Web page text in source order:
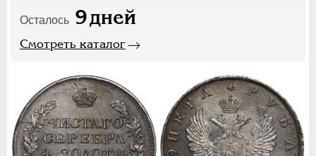
Осталось 9дней
Смотреть каталог